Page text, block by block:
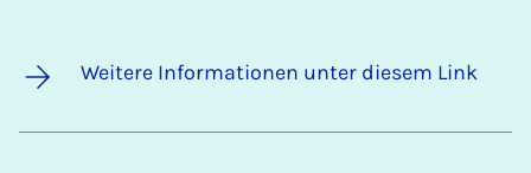
Weitere Informationen unter diesem Link